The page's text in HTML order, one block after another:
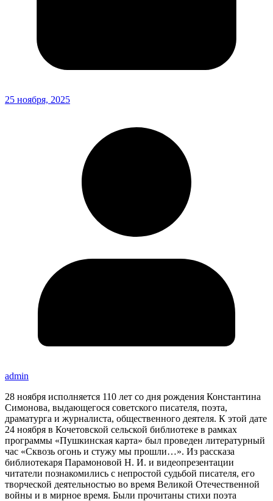
25 ноября, 2025
admin
28 ноября исполняется 110 лет со дня рождения Константина
Симонова, выдающегося советского писателя, поэта,
драматурга и журналиста, общественного деятеля. К этой дате
24 ноября в Кочетовской сельской библиотеке в рамках
программы «Пушкинская карта» был проведен литературный
час «Сквозь огонь и стужу мы прошли…». Из рассказа
библиотекаря Парамоновой Н. И. и видеопрезентации
читатели познакомились с непростой судьбой писателя, его
творческой деятельностью во время Великой Отечественной
войны и в мирное время. Были прочитаны стихи поэта